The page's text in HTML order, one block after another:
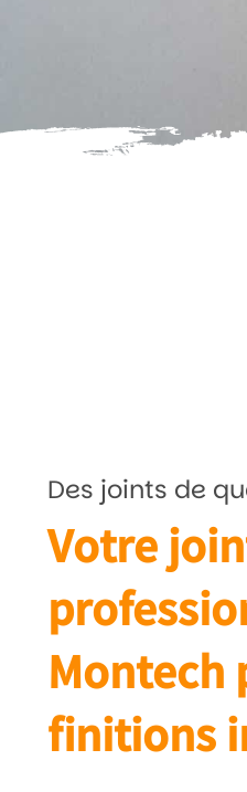
Des joints de
Votre
Montech
finitions